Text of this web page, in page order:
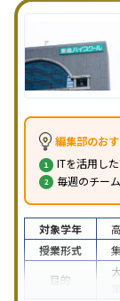
編集部のお
ITを活用し
毎週のチー
対象学年
授業形式
目的